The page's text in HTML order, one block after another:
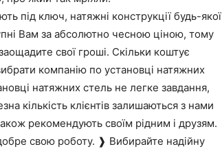
під ключ, натяжні конструкції будь-якої
Вам за абсолютно чесною ціною, тому
свої гроші. Скільки коштує
компанію по установці натяжних
натяжних стель не легке завдання,
кількість клієнтів залишаються з нами
рекомендують своїм рідним і друзям.
свою роботу. ❱ Вибирайте надійну